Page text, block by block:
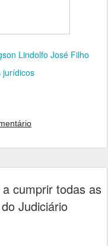
Lindolfo José Filho
jurídicos
cumprir todas as
Judiciário